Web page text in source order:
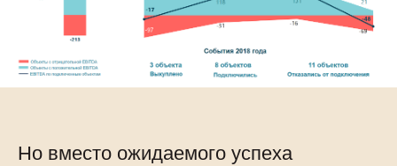
Но вместо ожидаемого успеха